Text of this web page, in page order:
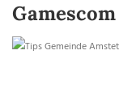
Gamescom